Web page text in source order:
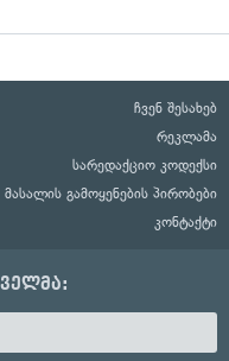
ჩვენ შესახებ
რეკლამა
სარედაქციო კოდექსი
მასალის გამოყენების პირობები
კონტაქტი